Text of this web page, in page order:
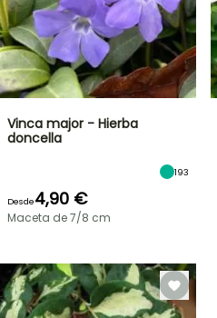
Vinca major - Hierba
doncella
193
Desde4,90 €
Maceta de 7/8 cm